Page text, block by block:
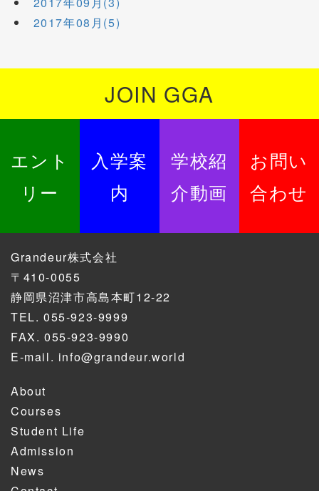
2017年08月(5)
JOIN GGA
エント
リー
入学案
内
学校紹
介動画
お問い
合わせ
Grandeur株式会社
〒410-0055
静岡県沼津市高島本町12-22
TEL. 055-923-9999
FAX. 055-923-9990
E-mail. info@grandeur.world
About
Courses
Student Life
Admission
News